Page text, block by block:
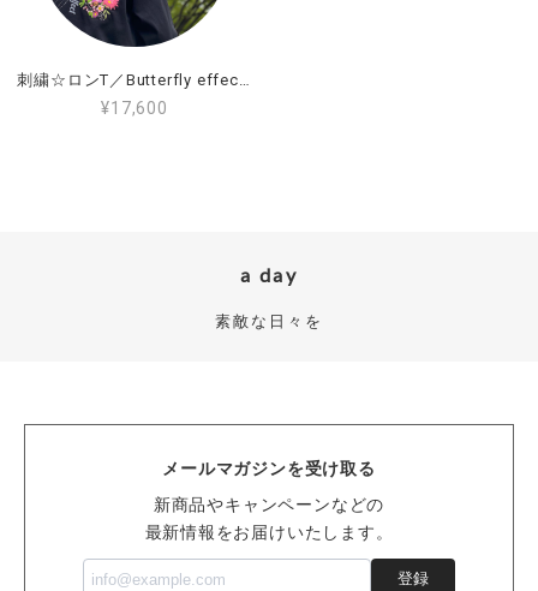
カーキ 9.1oz_M
2025/09/13
今日 とどきました 白地Ｔシャツ刺繍色変更してい
ただきありがとうございます 生地もしっかりした厚
ござます。 サンドカーキへカラフルアフロ
て嬉しく思います。 もう少し半袖が着られ
440design
2025/08/12
刺繍☆ロンT／Butterfly effect 9.1oz
¥17,600
a day
素敵な日々を
メールマガジンを受け取る
新商品やキャンペーンなどの
最新情報をお届けいたします。
登録